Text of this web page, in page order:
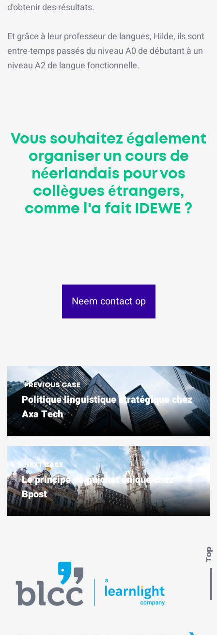
d'obtenir des résultats.
Et grâce à leur professeur de langues, Hilde, ils sont
entre-temps passés du niveau A0 de débutant à un
niveau A2 de langue fonctionnelle.
Vous souhaitez également
organiser un cours de
néerlandais pour vos
collègues étrangers,
comme l'a fait IDEWE ?
Neem contact op
PREVIOUS CASE
Politique linguistique stratégique chez
Axa Tech
NEXT CASE
Le principe du guichet unique chez
Bpost
Top